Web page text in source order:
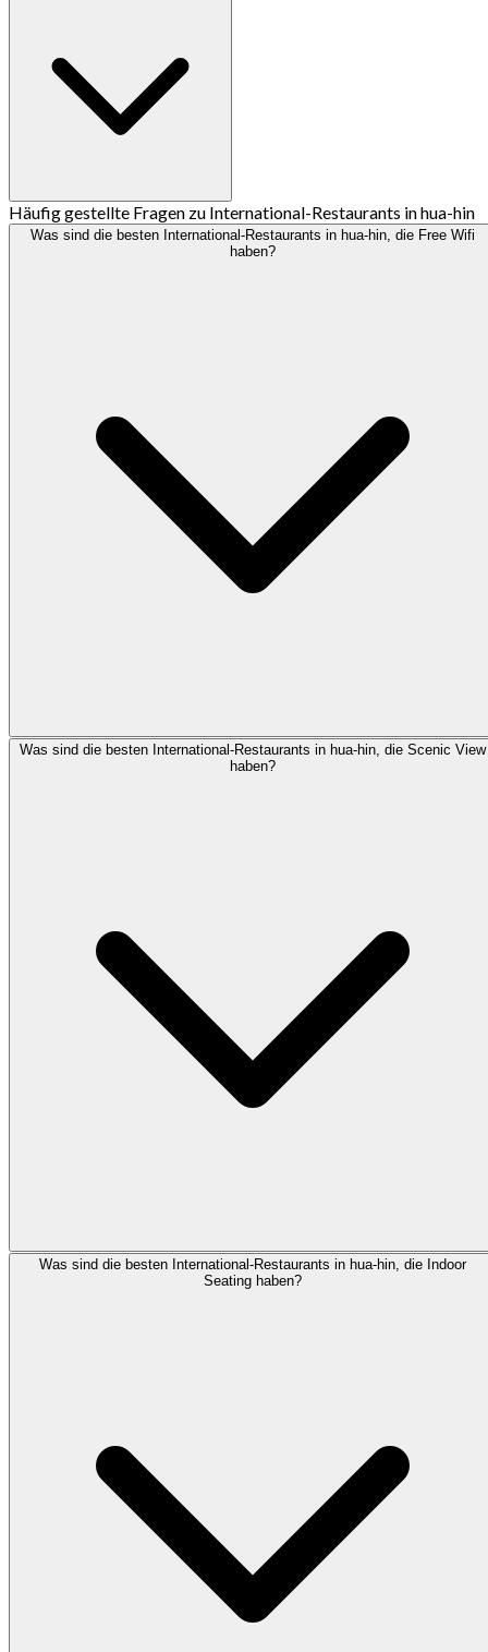
Häufig gestellte Fragen zu International-Restaurants in hua-hin
Was sind die besten International-Restaurants in hua-hin, die Free Wifi
haben?
Was sind die besten International-Restaurants in hua-hin, die Scenic View
haben?
Was sind die besten International-Restaurants in hua-hin, die Indoor
Seating haben?